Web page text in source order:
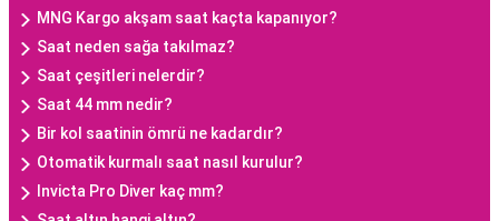
MNG Kargo akşam saat kaçta kapanıyor?
Saat neden sağa takılmaz?
Saat çeşitleri nelerdir?
Saat 44 mm nedir?
Bir kol saatinin ömrü ne kadardır?
Otomatik kurmalı saat nasıl kurulur?
Invicta Pro Diver kaç mm?